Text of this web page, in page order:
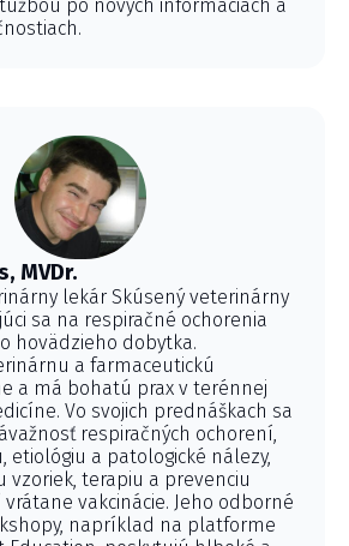
po nových informáciách a
MVDr.
lekár Skúsený veterinárny
sa na respiračné ochorenia
hovädzieho dobytka.
a farmaceutickú
a má bohatú prax v terénnej
Vo svojich prednáškach sa
respiračných ochorení,
etiológiu a patologické nálezy,
vzoriek, terapiu a prevenciu
vakcinácie. Jeho odborné
napríklad na platforme